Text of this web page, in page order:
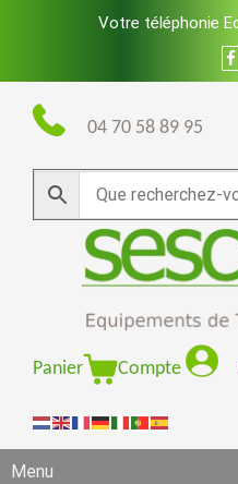
Votre téléphonie
04 70 58 89
Panier Compte
Menu